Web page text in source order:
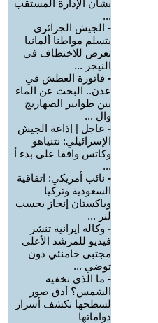
بشأن الإدارة المستقب
...
- الجيش الجزائري
يتسلم مواطنا ألمانيا
تعرض للاختطاف في
النيجر ...
- فاتورة العطش في
عدن.. البحث عن الماء
بين طوابير الصهاريج
وال ...
- عاجل | إذاعة الجيش
الإسرائيلي: نتنياهو
وكاتس وافقا على بدء أ
...
- نائب أمريكي: اتفاقية
السعودية وتركيا
وباكستان إنجاز يحسب
لتر ...
- وكالة إيرانية تنشر
فيديو للمرشد الأعلى
مجتبى خامنئي دون
توضي ...
- ما الذي تخفيه
الشمس؟ أدق صور
لسطحها تكشف أسرار
دواماتها